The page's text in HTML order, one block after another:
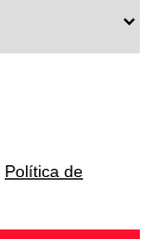
Política de